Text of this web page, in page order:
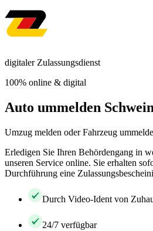
digitaler Zulassungsdienst
100% online & digital
Auto ummelden
Umzug melden oder Fahrzeug
Erledigen Sie Ihren Behördengang in
unseren Service online. Sie erhalten
Durchführung eine
Durch Video-Ident von
24/7 verfügbar